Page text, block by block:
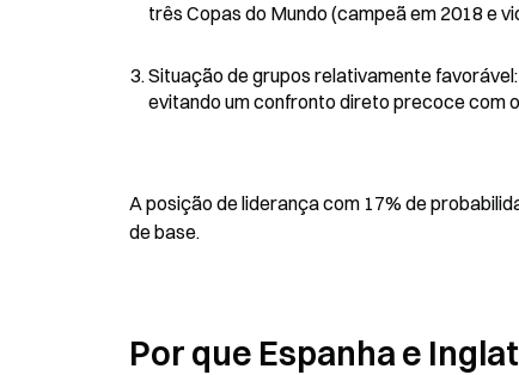
três Copas do Mundo (campeã em 2018 e
Situação de grupos relativamente
evitando um confronto direto precoce com
A posição de liderança com 17% de
de base.
Por que Espanha e